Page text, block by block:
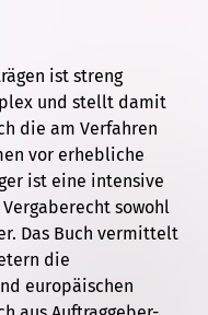
ist streng
und stellt damit
die am Verfahren
vor erhebliche
ist eine intensive
sowohl
Das Buch vermittelt
die
europäischen